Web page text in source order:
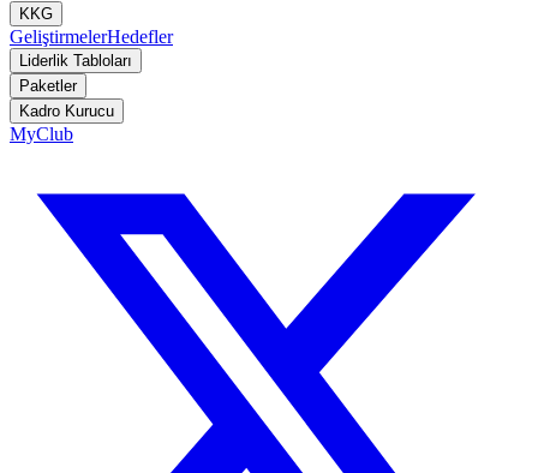
KKG
GeliştirmelerHedefler
Liderlik Tabloları
Paketler
Kadro Kurucu
MyClub